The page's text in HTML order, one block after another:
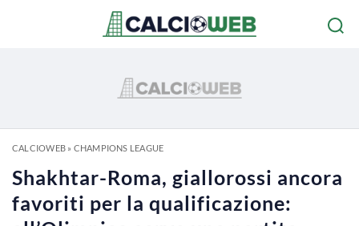
CALCIOWEB» CHAMPIONS LEAGUE
Shakhtar-Roma, giallorossi ancora
favoriti per la qualificazione: